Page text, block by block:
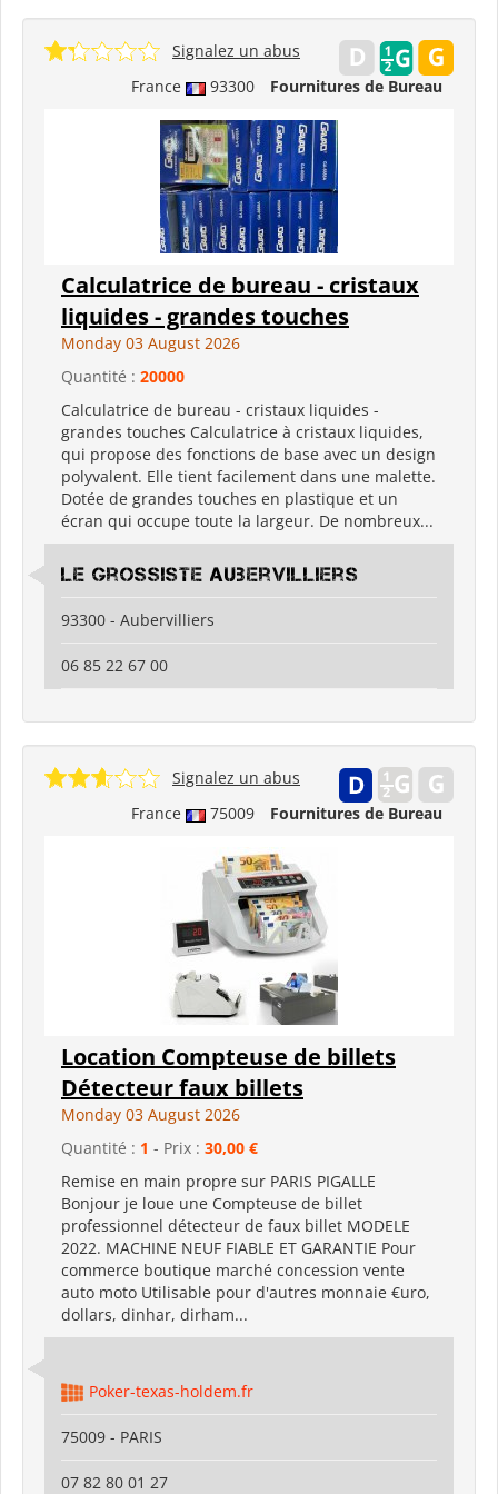
France 93300 Fournitures de Bureau
Signalez un abus
Calculatrice de bureau - cristaux
liquides - grandes touches
Monday 03 August 2026
Quantité : 20000
Calculatrice de bureau - cristaux liquides -
grandes touches Calculatrice à cristaux liquides,
qui propose des fonctions de base avec un design
polyvalent. Elle tient facilement dans une malette.
Dotée de grandes touches en plastique et un
écran qui occupe toute la largeur. De nombreux...
Le Grossiste Aubervilliers
93300 - Aubervilliers
06 85 22 67 00
France 75009 Fournitures de Bureau
Signalez un abus
Location Compteuse de billets
Détecteur faux billets
Monday 03 August 2026
Quantité : 1 - Prix : 30,00 €
Remise en main propre sur PARIS PIGALLE
Bonjour je loue une Compteuse de billet
professionnel détecteur de faux billet MODELE
2022. MACHINE NEUF FIABLE ET GARANTIE Pour
commerce boutique marché concession vente
auto moto Utilisable pour d'autres monnaie €uro,
dollars, dinhar, dirham...
Poker-texas-holdem.fr
75009 - PARIS
07 82 80 01 27